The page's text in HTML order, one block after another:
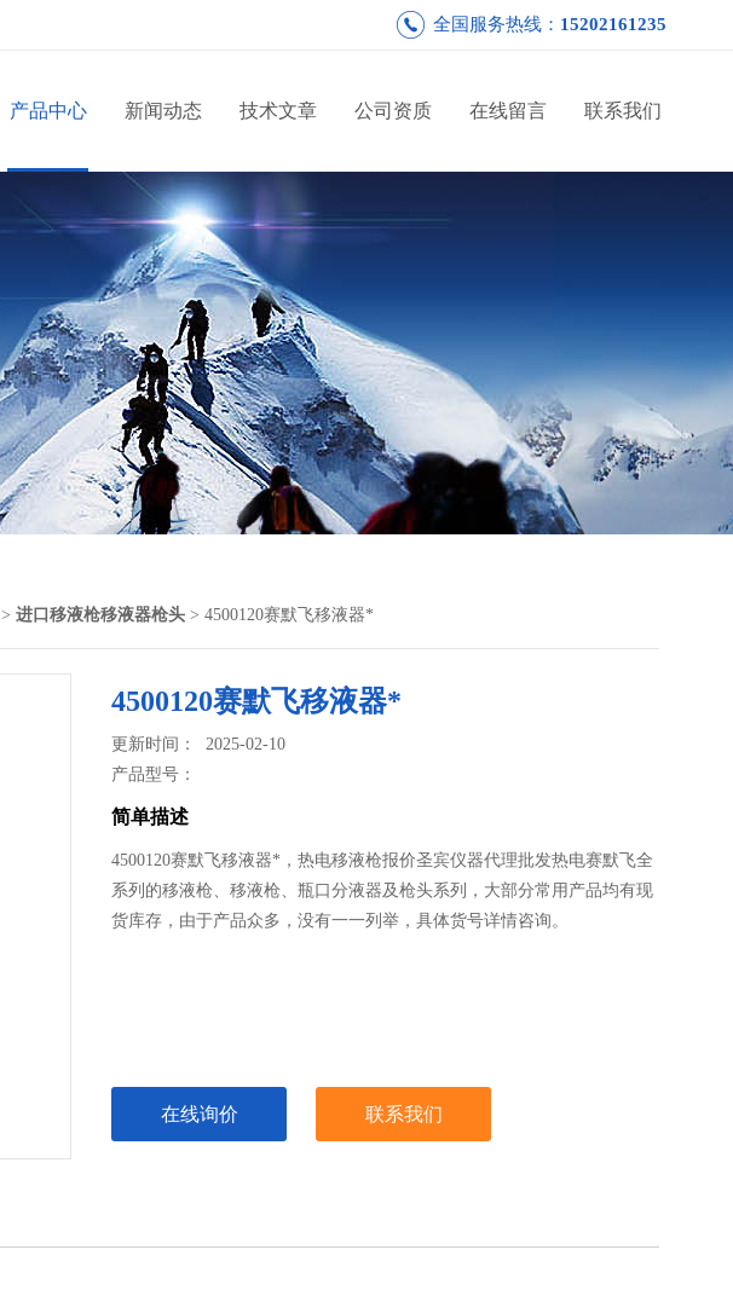
全国服务热线： 15202161235
产品中心 新闻动态 技术文章 公司资质 在线留言 联系我们
> 进口移液枪移液器枪头 > 4500120赛默飞移液器*
4500120赛默飞移液器*
更新时间： 2025-02-10
产品型号：
简单描述
4500120赛默飞移液器*，热电移液枪报价圣宾仪器代理批发热电赛默飞全
系列的移液枪、移液枪、瓶口分液器及枪头系列，大部分常用产品均有现
货库存，由于产品众多，没有一一列举，具体货号详情咨询。
在线询价 联系我们